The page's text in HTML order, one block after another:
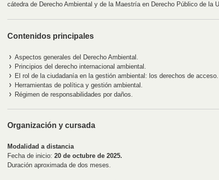
cátedra de Derecho Ambiental y de la Maestría en Derecho Público de la
Contenidos principales
Aspectos generales del Derecho Ambiental.
Principios del derecho internacional ambiental.
El rol de la ciudadanía en la gestión ambiental: los derechos de acceso.
Herramientas de política y gestión ambiental.
Régimen de responsabilidades por daños.
Organización y cursada
Modalidad a distancia
Fecha de inicio: 20 de octubre de 2025.
Duración aproximada de dos meses.